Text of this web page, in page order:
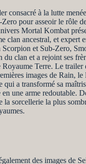
consacré à la lutte
Zero pour asseoir le rôle
Mortal Kombat
clan ancestral, et expert
Scorpion et Sub-Zero,
du clan et a rejoint ses
Royaume Terre. Le trailer
images de Rain,
qui a transformé sa
en une arme redoutable.
la sorcellerie la plus
des images de